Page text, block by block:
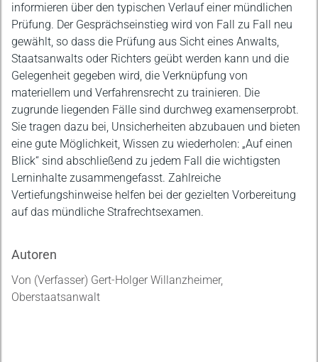
informieren über den typischen Verlauf einer mündlichen
Prüfung. Der Gesprächseinstieg wird von Fall zu Fall neu
gewählt, so dass die Prüfung aus Sicht eines Anwalts,
Staatsanwalts oder Richters geübt werden kann und die
Gelegenheit gegeben wird, die Verknüpfung von
materiellem und Verfahrensrecht zu trainieren. Die
zugrunde liegenden Fälle sind durchweg examenserprobt.
Sie tragen dazu bei, Unsicherheiten abzubauen und bieten
eine gute Möglichkeit, Wissen zu wiederholen: „Auf einen
Blick“ sind abschließend zu jedem Fall die wichtigsten
Lerninhalte zusammengefasst. Zahlreiche
Vertiefungshinweise helfen bei der gezielten Vorbereitung
auf das mündliche Strafrechtsexamen.
Autoren
Von (Verfasser) Gert-Holger Willanzheimer,
Oberstaatsanwalt